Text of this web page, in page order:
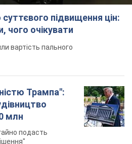
підвищення цін:
чого очікувати
вартість пального
Трампа":
млн
подасть